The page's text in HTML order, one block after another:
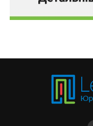
— розповідає ветеран.